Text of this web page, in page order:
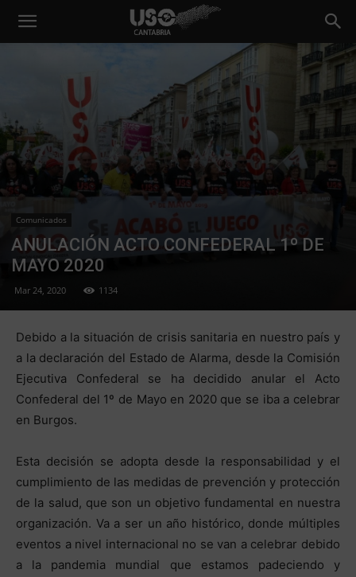
Comunicados
ANULACIÓN ACTO CONFEDERAL 1º DE
MAYO 2020
Mar 24, 2020 1134
Debido a la situación de crisis sanitaria en nuestro país y
a la declaración del Estado de Alarma, desde la Comisión
Ejecutiva Confederal se ha decidido anular el Acto
Confederal del 1º de Mayo en 2020 que se iba a celebrar
en Burgos.
Esta decisión se adopta desde la responsabilidad y el
cumplimiento de las medidas de prevención y protección
de la salud, que son un objetivo fundamental en nuestra
organización. Va a ser un año histórico, donde múltiples
eventos a nivel internacional no se van a celebrar debido
a la pandemia mundial que estamos padeciendo y